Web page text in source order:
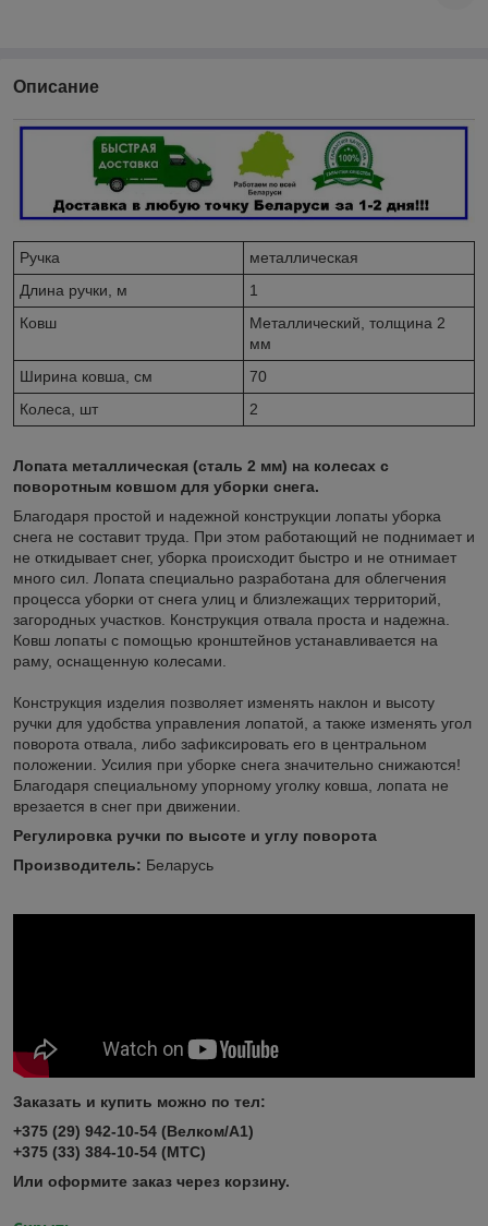
Описание
Ручка
металлическая
Длина ручки, м
1
Ковш
Металлический, толщина 2
мм
Ширина ковша, см
70
Колеса, шт
2
Лопата металлическая (сталь 2 мм) на колесах с
поворотным ковшом для уборки снега.
Благодаря простой и надежной конструкции лопаты уборка
снега не составит труда. При этом работающий не поднимает и
не откидывает снег, уборка происходит быстро и не отнимает
много сил. Лопата специально разработана для облегчения
процесса уборки от снега улиц и близлежащих территорий,
загородных участков. Конструкция отвала проста и надежна.
Ковш лопаты с помощью кронштейнов устанавливается на
раму, оснащенную колесами.
Конструкция изделия позволяет изменять наклон и высоту
ручки для удобства управления лопатой, а также изменять угол
поворота отвала, либо зафиксировать его в центральном
положении. Усилия при уборке снега значительно снижаются!
Благодаря специальному упорному уголку ковша, лопата не
врезается в снег при движении.
Регулировка ручки по высоте и углу поворота
Производитель: Беларусь
Заказать и купить можно по тел:
+375 (29) 942-10-54 (Велком/А1)
+375 (33) 384-10-54 (МТС)
Или оформите заказ через корзину.